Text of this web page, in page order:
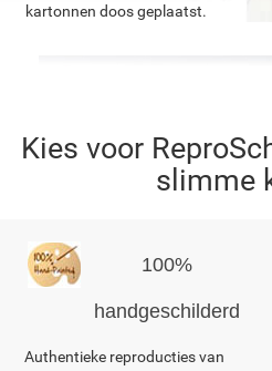
kartonnen doos geplaatst.
Kies voor
slimme
100%
handgeschilderd
Authentieke reproducties van